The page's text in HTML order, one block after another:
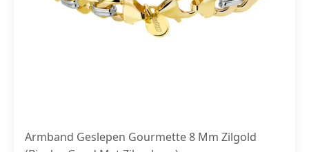
Armband Geslepen Gourmette 8 Mm Zilgold